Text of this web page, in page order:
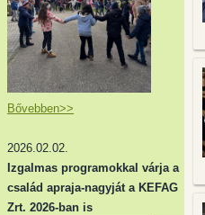
Bővebben>>
2026.02.02.
Izgalmas programokkal várja a
család apraja-nagyját a KEFAG
Zrt. 2026-ban is